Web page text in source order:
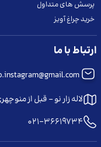
پرسش های متداول
خرید چراغ آویز
ارتباط با ما
لاله زار نو - قبل از
021-36619734